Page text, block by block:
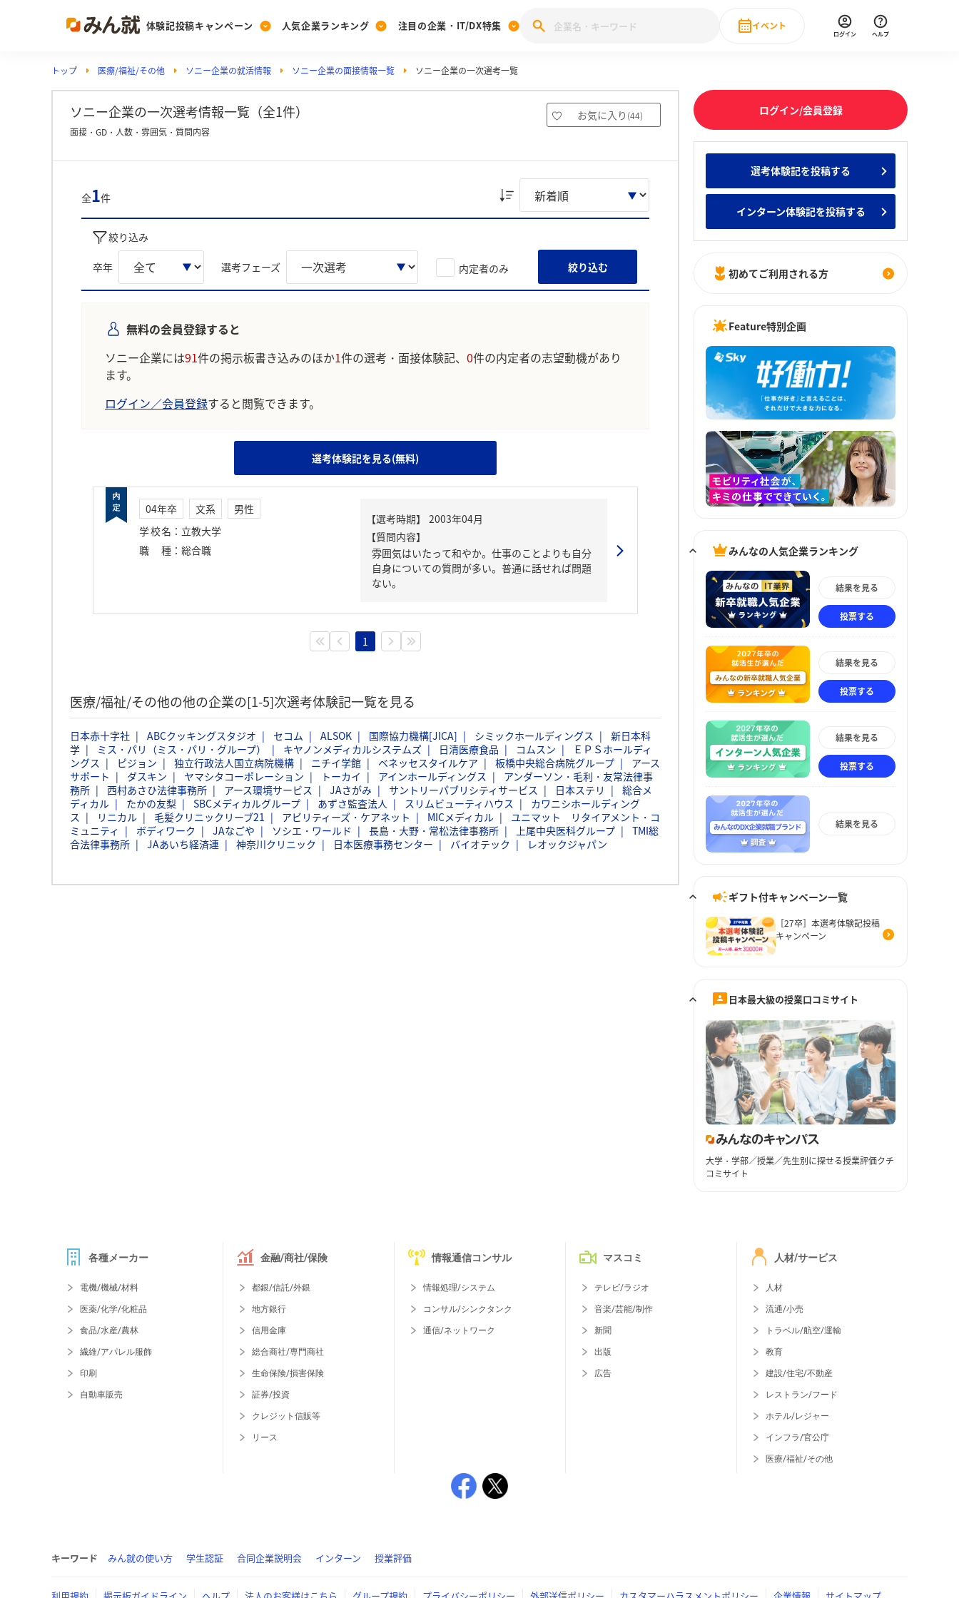
体験記投稿キャンペーン
Post
投稿する
[27卒] 本選考体験記投稿キャンペーン
人気企業ランキング
Ranking
ランキングを見る
Vote みんなの新卒就職人気企業ランキング みんなのインターン人気企業ランキ
注目の企業・IT/DX特集
PickUp
注目の企業特集
28卒 IT・DX現場社員インタビュー
イベント
直近のイベント一覧
ログイン ヘルプ
トップ 医療/福祉/その他 ソニー企業の就活情報 ソニー企業の面接情報一覧 ソニー企業の一次選考一覧
ソニー企業の一次選考情報一覧（全1件） お気に入り (44)
面接・GD・人数・雰囲気・質問内容
全1件
絞り込み
卒年 選考フェーズ 内定者のみ 絞り込む
無料の会員登録すると
ソニー企業には91件の掲示板書き込みのほか1件の選考・面接体験記、 0件の内定者の志望動機があり
ます。
ログイン／会員登録すると閲覧できます。
選考体験記を見る(無料)
04年卒 文系
男性
学校名 ： 立教大学
職種 ： 総合職
【質問内容】
雰囲気はいたって和やか。仕事のことよりも自分
自身についての質問が多い。普通に話せれば問題
ない。
1
医療/福祉/その他の他の企業の[1-5]次選考体験記一覧を見る
日本赤十字社 ABCクッキングスタジオ セコム ALSOK 国際協力機構[JICA] シミックホールディングス
新日本科
学
ミス・パリ（ミス・パリ・グループ） キヤノンメディカルシステムズ 日清医療食品 コムスン
ＥＰＳホールディ
ングス
ピジョン 独立行政法人国立病院機構 ニチイ学館 ベネッセスタイルケア 板橋中央総合病院グループ
アース
サポート
ダスキン ヤマシタコーポレーション トーカイ アインホールディングス
アンダーソン・毛利・友常法律事
務所
西村あさひ法律事務所 アース環境サービス JAさがみ サントリーパブリシティサービス 日本ステリ
総合メ
ディカル
たかの友梨 SBCメディカルグループ あずさ監査法人 スリムビューティハウス
カワニシホールディング
ス
リニカル 毛髪クリニックリーブ21 アビリティーズ・ケアネット MICメディカル
ユニマット リタイアメント・コ
ミュニティ
ボディワーク JAなごや ソシエ・ワールド 長島・大野・常松法律事務所 上尾中央医科グループ
TMI総
合法律事務所
JAあいち経済連 神奈川クリニック 日本医療事務センター バイオテック レオックジャパン
ログイン/会員登録
選考体験記を投稿する
インターン体験記を投稿する
初めてご利用される方
Feature特別企画
みんなの人気企業ランキング
結果を見る
投票する
結果を見る
投票する
結果を見る
投票する
結果を見る
ギフト付キャンペーン一覧
［27卒］本選考体験記投稿
キャンペーン
日本最大級の授業口コミサイト
大学・学部／授業／先生別に探せる授業評価クチ
コミサイト
各種メーカー
電機/機械/材料
医薬/化学/化粧品
食品/水産/農林
繊維/アパレル服飾
印刷
自動車販売
金融/商社/保険
都銀/信託/外銀
地方銀行
信用金庫
総合商社/専門商社
生命保険/損害保険
証券/投資
クレジット信販等
リース
情報通信コンサル
情報処理/システム
コンサル/シンクタンク
通信/ネットワーク
マスコミ
テレビ/ラジオ
音楽/芸能/制作
新聞
出版
広告
人材/サービス
人材
流通/小売
トラベル/航空/運輸
教育
建設/住宅/不動産
レストラン/フード
ホテル/レジャー
インフラ/官公庁
医療/福祉/その他
キーワード みん就の使い方 学生認証 合同企業説明会 インターン 授業評価